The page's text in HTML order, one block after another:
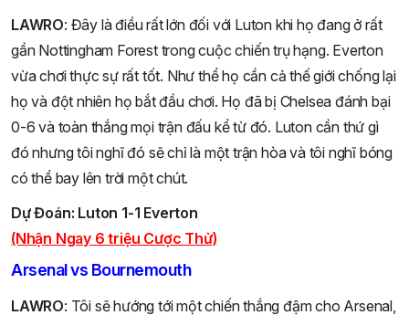
LAWRO: Đây là điều rất lớn đối với Luton khi họ đang ở rất
gần Nottingham Forest trong cuộc chiến trụ hạng. Everton
vừa chơi thực sự rất tốt. Như thể họ cần cả thế giới chống lại
họ và đột nhiên họ bắt đầu chơi. Họ đã bị Chelsea đánh bại
0-6 và toàn thắng mọi trận đấu kể từ đó. Luton cần thứ gì
đó nhưng tôi nghĩ đó sẽ chỉ là một trận hòa và tôi nghĩ bóng
có thể bay lên trời một chút.
Dự Đoán: Luton 1-1 Everton
(Nhận Ngay 6 triệu Cược Thử)
Arsenal vs Bournemouth
LAWRO: Tôi sẽ hướng tới một chiến thắng đậm cho Arsenal,